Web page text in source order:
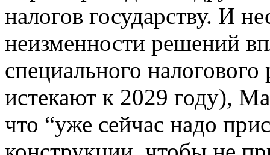
налогов государству. И
неизменности решений
специального
истекают к 2029 году),
что “уже сейчас надо